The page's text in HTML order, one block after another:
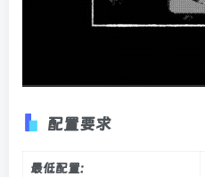
配置要求
最低配置: